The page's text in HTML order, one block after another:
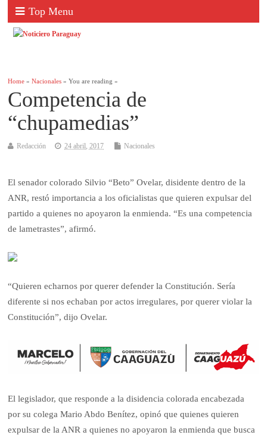
Top Menu
Home »Nacionales » You are reading »
Competencia de
“chupamedias”
Redacción 24 abril, 2017 Nacionales
El senador colorado Silvio “Beto” Ovelar, disidente dentro de la
ANR, restó importancia a los oficialistas que quieren expulsar del
partido a quienes no apoyaron la enmienda. “Es una competencia
de lametrastes”, afirmó.
“Quieren echarnos por querer defender la Constitución. Sería
diferente si nos echaban por actos irregulares, por querer violar la
Constitución”, dijo Ovelar.
El legislador, que responde a la disidencia colorada encabezada
por su colega Mario Abdo Benítez, opinó que quienes quieren
expulsar de la ANR a quienes no apoyaron la enmienda que busca